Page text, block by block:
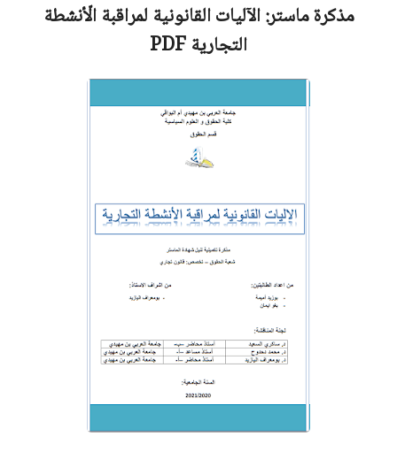
مذكرة ماستر:الآليات القانونية لمراقبة الّأنشطة
التجاريةPDF